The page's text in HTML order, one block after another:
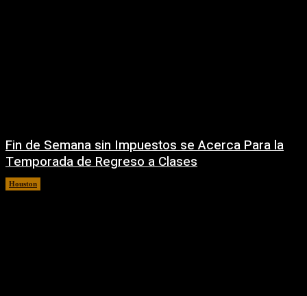
Fin de Semana sin Impuestos se Acerca Para la
Temporada de Regreso a Clases
Houston